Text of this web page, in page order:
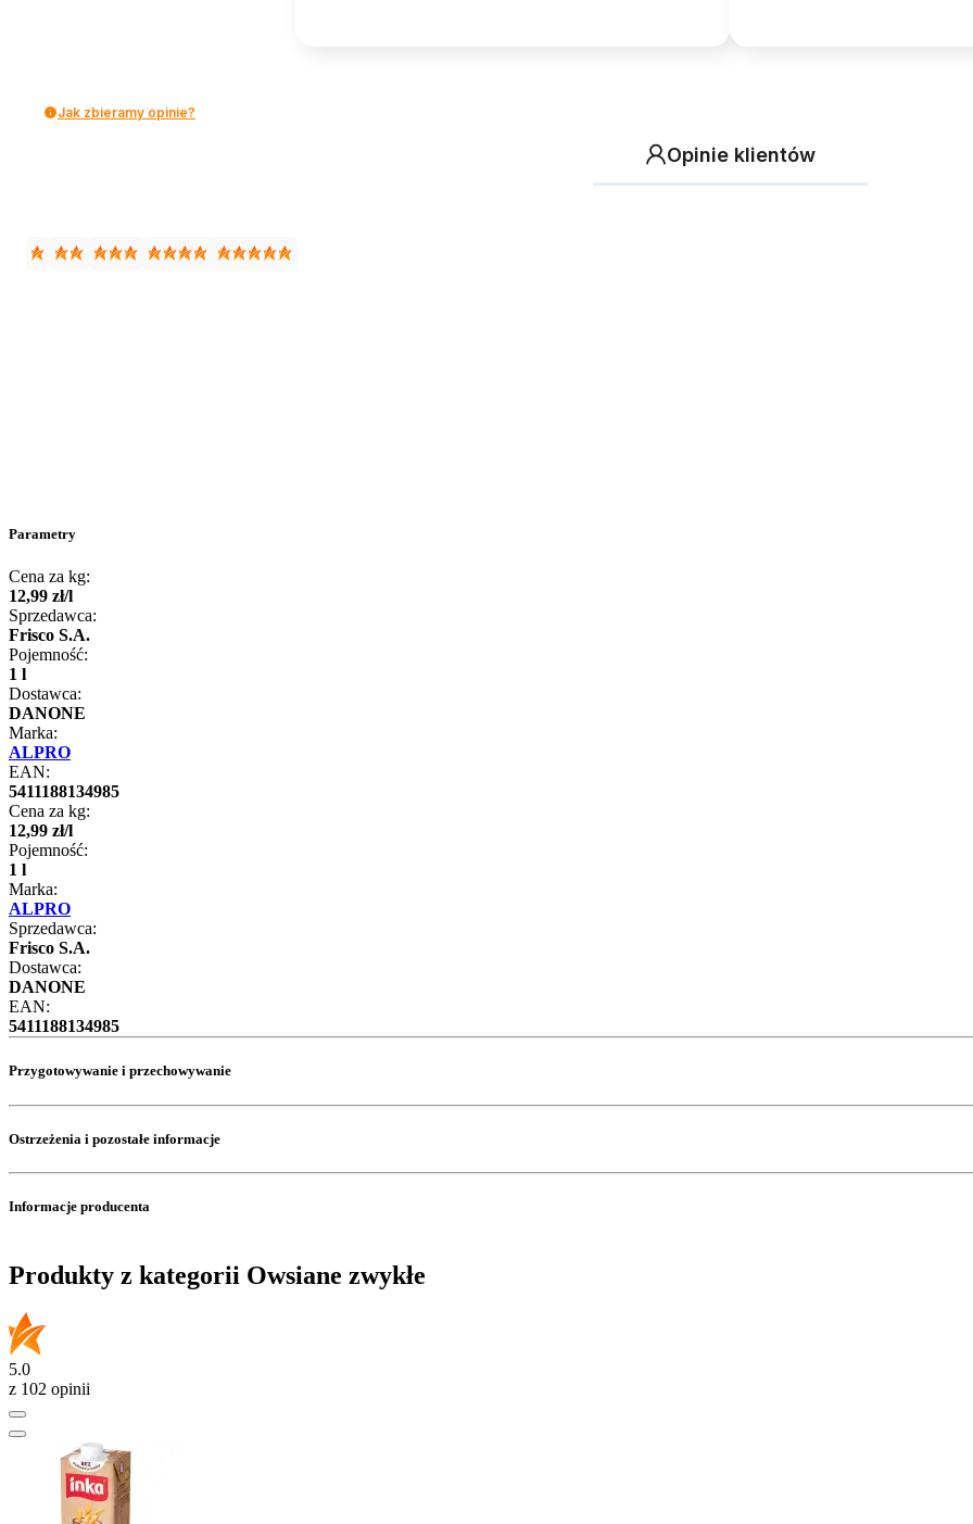
Jak zbieramy opinie?
Opinie klientów
Parametry
Cena za kg:
12,99 zł/l
Sprzedawca:
Frisco S.A.
Pojemność:
1 l
Dostawca:
DANONE
Marka:
ALPRO
EAN:
5411188134985
Cena za kg:
12,99 zł/l
Pojemność:
1 l
Marka:
ALPRO
Sprzedawca:
Frisco S.A.
Dostawca:
DANONE
EAN:
5411188134985
Przygotowywanie i przechowywanie
Ostrzeżenia i pozostałe informacje
Informacje producenta
Produkty z kategorii Owsiane zwykłe
5.0
z 102 opinii